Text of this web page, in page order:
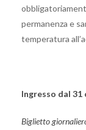
permanenza e
temperatura
Ingresso dal
Biglietto